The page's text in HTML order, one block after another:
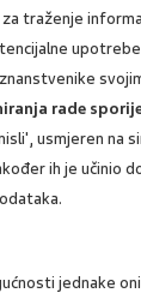
traženje
rade
usmjeren na
ih je učinio
jednake